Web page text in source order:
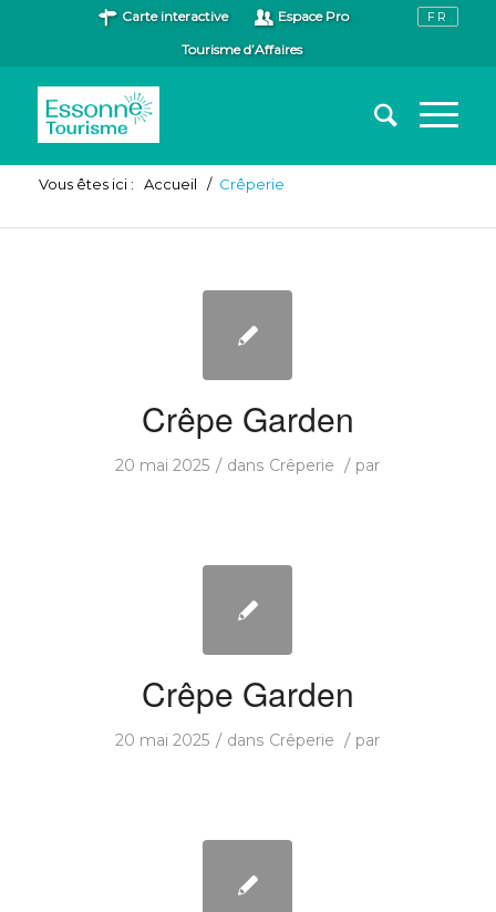
Carte interactive
Espace Pro
Tourisme d’Affaires
Vous êtes ici : Accueil / Crêperie
Crêpe Garden
20 mai 2025 / dans Crêperie / par
Crêpe Garden
20 mai 2025 / dans Crêperie / par